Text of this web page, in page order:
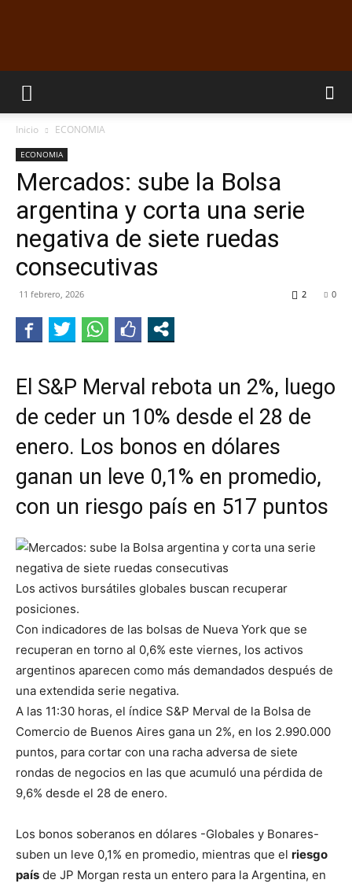
EL
RADIO
Inicio ECONOMIA
ECONOMIA
Mercados: sube la Bolsa
argentina y corta una serie
negativa de siete ruedas
consecutivas
11 febrero, 2026 0
2
El S&P Merval rebota un 2%, luego
de ceder un 10% desde el 28 de
enero. Los bonos en dólares
ganan un leve 0,1% en promedio,
con un riesgo país en 517 puntos
Los activos bursátiles globales buscan recuperar
posiciones.
Con indicadores de las bolsas de Nueva York que se
recuperan en torno al 0,6% este viernes, los activos
argentinos aparecen como más demandados después de
una extendida serie negativa.
A las 11:30 horas, el índice S&P Merval de la Bolsa de
Comercio de Buenos Aires gana un 2%, en los 2.990.000
puntos, para cortar con una racha adversa de siete
rondas de negocios en las que acumuló una pérdida de
9,6% desde el 28 de enero.
Los bonos soberanos en dólares -Globales y Bonares-
suben un leve 0,1% en promedio, mientras que el riesgo
país de JP Morgan resta un entero para la Argentina, en